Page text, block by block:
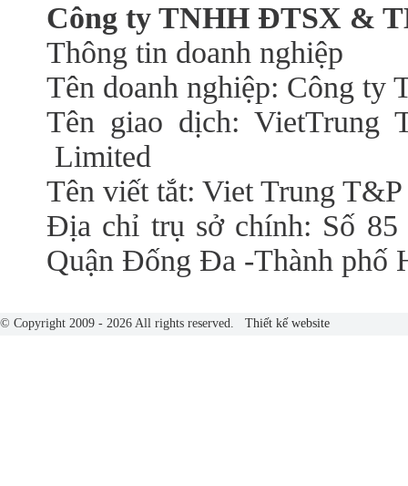
Công ty TNHH ĐTSX &
Thông tin doanh nghiệp
Tên doanh nghiệp: Công
Tên giao dịch: VietTrung
Limited
Tên viết tắt: Viet Trung
Địa chỉ trụ sở chính: Số
Quận Đống Đa -Thành phố
© Copyright 2009 - 2026 All rights reserved. Thiết kế website